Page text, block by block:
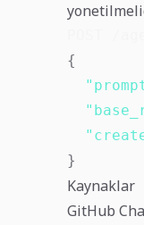
{
}
Kaynaklar
GitHub